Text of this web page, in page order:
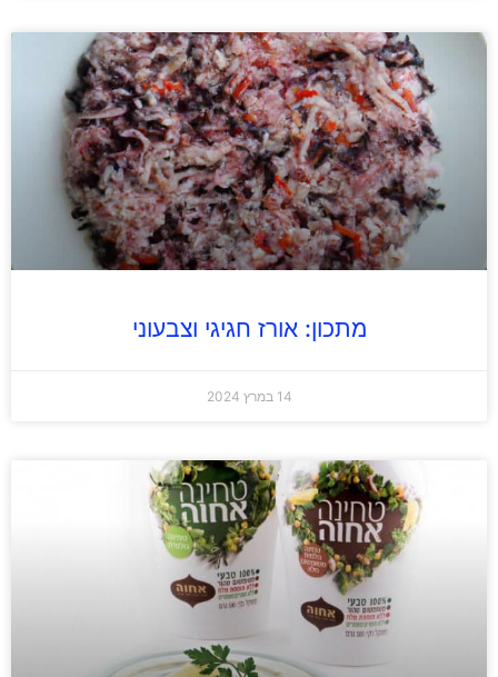
מתכון: אורז חגיגי וצבעוני
14 במרץ 2024